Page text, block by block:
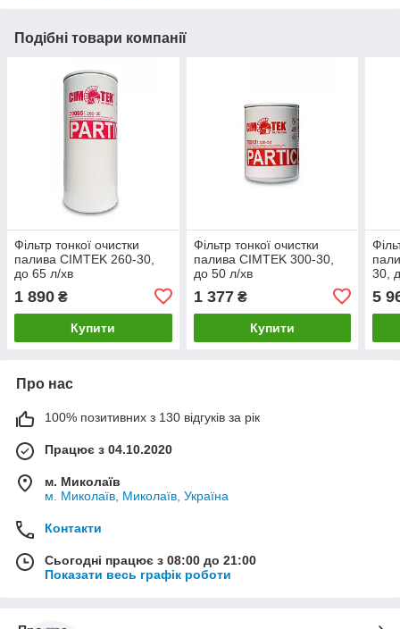
Подібні товари компанії
Фільтр тонкої очистки
палива CIMTEK 260-30,
до 65 л/хв
1 890 ₴
Купити
Фільтр тонкої очистки
палива CIMTEK 300-30,
до 50 л/хв
1 377₴
Купити
30,
5
Про нас
100% позитивних з 130 відгуків за рік
Працює з 04.10.2020
м. Миколаїв
м. Миколаїв, Миколаїв, Україна
Контакти
Сьогодні працює з 08:00 до 21:00
Показати весь графік роботи